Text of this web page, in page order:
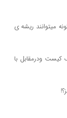
میتوانند ریشه ی
کیست ودرمقابل با